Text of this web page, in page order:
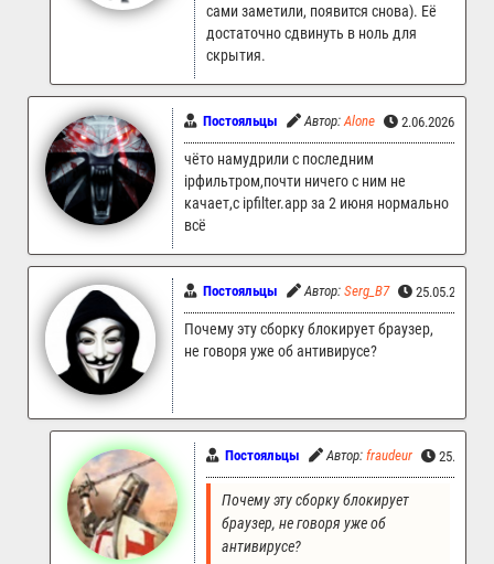
сами заметили, появится снова). Её
достаточно сдвинуть в ноль для
скрытия.
Постояльцы Автор: Alone 2.06.2026 20:06
чёто намудрили с последним
ipфильтром,почти ничего с ним не
качает,с ipfilter.app за 2 июня нормально
всё
Постояльцы Автор: Serg_B7 25.05.2026
Почему эту сборку блокирует браузер,
не говоря уже об антивирусе?
Постояльцы Автор: fraudeur
Почему эту сборку блокирует
браузер, не говоря уже об
антивирусе?